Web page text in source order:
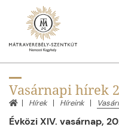
Vasárnapi hírek
Hírek Híreink
Évközi XIV. vasárnap,